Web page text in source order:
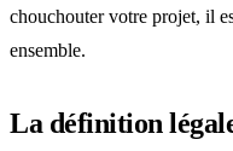
chouchouter votre projet, il
ensemble.
La définition